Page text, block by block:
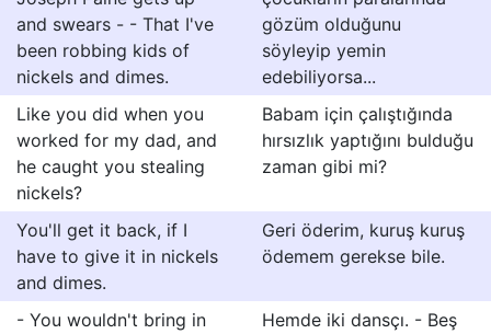
and swears - - That I've
been robbing kids of
nickels and dimes.
gözüm olduğunu
söyleyip yemin
edebiliyorsa...
Like you did when you
worked for my dad, and
he caught you stealing
nickels?
Babam için çalıştığında
hırsızlık yaptığını bulduğu
zaman gibi mi?
You'll get it back, if I
have to give it in nickels
and dimes.
Geri öderim, kuruş kuruş
ödemem gerekse bile.
- You wouldn't bring in
Hemde iki dansçı. - Beş